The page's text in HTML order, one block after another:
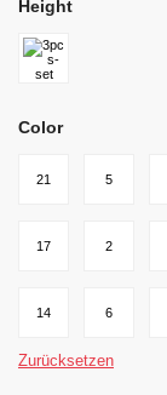
Height
Color
21 5
17 2
14 6
Zurücksetzen